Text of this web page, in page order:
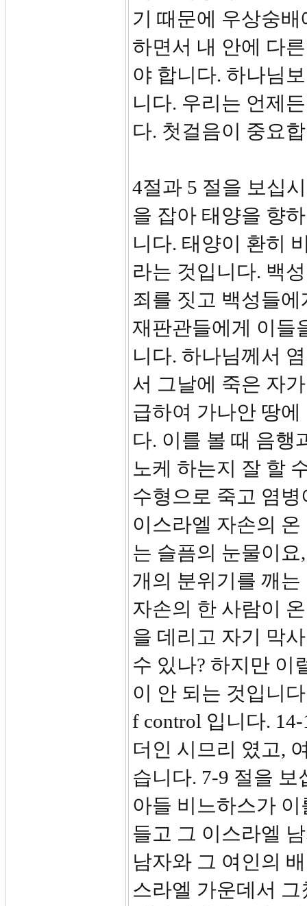
기 때문에 우상숭
하면서 내 안에 다
야 합니다. 하나님
니다. 우리는 언제
다. 첫걸음이 중요
4절과 5 절을 보십
을 잡아 태양을 향
니다. 태양이 환히
라는 것입니다. 백
죄를 짓고 백성들
재판관들에게 이들
니다. 하나님께서
서 그날에 죽은 자
급하여 가나안 땅
다. 이를 볼 때 음행
노케 하는지 잘 할
수형으로 죽고 염
이스라엘 자손의
는 슬픔의 눈물이
개의 분위기를 깨
자손의 한 사람이
을 데리고 자기 막
수 있나? 하지만 이
이 안 되는 것입니
f control 입니다.
더인 시므리 였고,
습니다. 7-9 절을
아들 비느하스가
들고 그 이스라엘
남자와 그 여인의
스라엘 가운데서